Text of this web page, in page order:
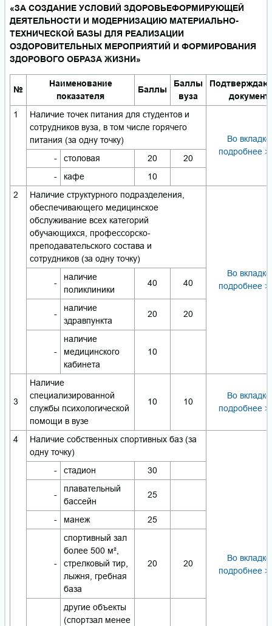
«ЗА СОЗДАНИЕ УСЛОВИЙ ЗДОРОВЬЕФОРМИРУЮЩЕЙ
ДЕЯТЕЛЬНОСТИ И МОДЕРНИЗАЦИЮ МАТЕРИАЛЬНО-
ТЕХНИЧЕСКОЙ БАЗЫ ДЛЯ РЕАЛИЗАЦИИ
ОЗДОРОВИТЕЛЬНЫХ МЕРОПРИЯТИЙ И ФОРМИРОВАНИЯ
ЗДОРОВОГО ОБРАЗА ЖИЗНИ»
№
Наименование
показателя
Баллы
Баллы
вуза
документ
1
Наличие точек питания для студентов и
сотрудников вуза, в том числе горячего
питания (за одну точку)
Во вкладке
подробнее
- столовая 20
20
-
кафе
10
2
Наличие структурного подразделения,
обеспечивающего медицинское
обслуживание всех категорий
обучающихся, профессорско-
преподавательского состава и
сотрудников (за одну точку)
Во вкладке
подробнее
-
наличие
поликлиники
40 40
-
наличие
здравпункта
20 20
-
наличие
медицинского
кабинета
10
3
Наличие
специализированной
службы психологической
помощи в вузе
10 10
Во вкладке
подробнее
4
Наличие собственных спортивных баз (за
одну точку)
Во вкладке
подробнее
- стадион 30
-
плавательный
бассейн
25
- манеж 25
-
спортивный зал
более 500 м²,
стрелковый тир,
лыжня, гребная
база
20 20
другие объекты
(спортзал менее